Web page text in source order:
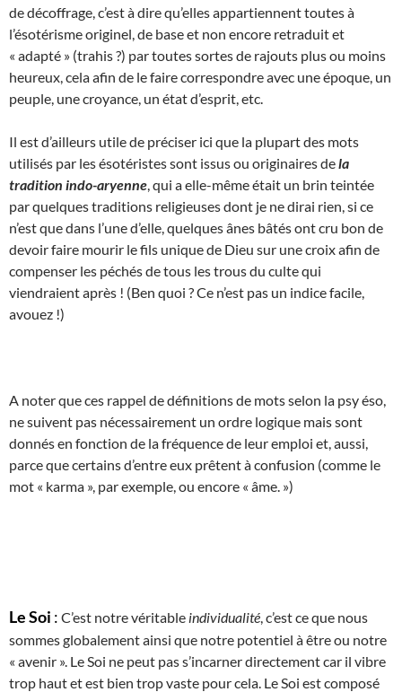
de décoffrage, c’est à dire qu’elles appartiennent toutes à
l’ésotérisme originel, de base et non encore retraduit et
« adapté » (trahis ?) par toutes sortes de rajouts plus ou moins
heureux, cela afin de le faire correspondre avec une époque, un
peuple, une croyance, un état d’esprit, etc.
Il est d’ailleurs utile de préciser ici que la plupart des mots
utilisés par les ésotéristes sont issus ou originaires dela
tradition indo-aryenne , qui a elle-même était un brin teintée
par quelques traditions religieuses dont je ne dirai rien, si ce
n’est que dans l’une d’elle, quelques ânes bâtés ont cru bon de
devoir faire mourir le fils unique de Dieu sur une croix afin de
compenser les péchés de tous les trous du culte qui
viendraient après ! (Ben quoi ? Ce n’est pas un indice facile,
avouez !)
A noter que ces rappel de définitions de mots selon la psy éso,
ne suivent pas nécessairement un ordre logique mais sont
donnés en fonction de la fréquence de leur emploi et, aussi,
parce que certains d’entre eux prêtent à confusion (comme le
mot « karma », par exemple, ou encore « âme. »)
Le Soi : C’est notre véritable individualité , c’est ce que nous
sommes globalement ainsi que notre potentiel à être ou notre
« avenir ». Le Soi ne peut pas s’incarner directement car il vibre
trop haut et est bien trop vaste pour cela. Le Soi est composé